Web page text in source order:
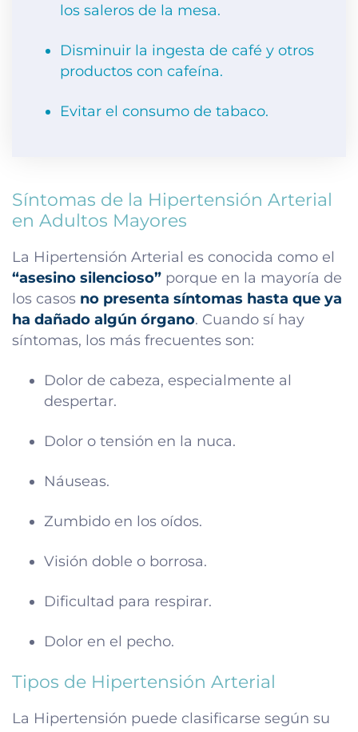
los saleros de la mesa.
Disminuir la ingesta de café y otros
productos con cafeína.
Evitar el consumo de tabaco.
Síntomas de la Hipertensión Arterial
en Adultos Mayores
La Hipertensión Arterial es conocida como el
“asesino silencioso” porque en la mayoría de
los casos no presenta síntomas hasta que ya
ha dañado algún órgano. Cuando sí hay
síntomas, los más frecuentes son:
Dolor de cabeza, especialmente al
despertar.
Dolor o tensión en la nuca.
Náuseas.
Zumbido en los oídos.
Visión doble o borrosa.
Dificultad para respirar.
Dolor en el pecho.
Tipos de Hipertensión Arterial
La Hipertensión puede clasificarse según su